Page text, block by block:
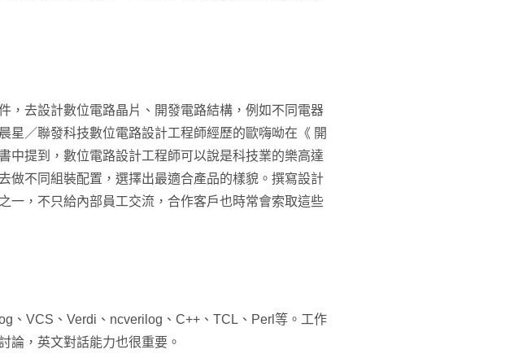
，去設計數位電路晶片、開發電路結構，例如不同電器
星／聯發科技數位電路設計工程師經歷的歐嗨呦在《 開
中提到，數位電路設計工程師可以說是科技業的樂高達
做不同組裝配置，選擇出最適合產品的樣貌。撰寫設計
一，不只給內部員工交流，合作客戶也時常會索取這些
、VCS、Verdi、ncverilog、C++、TCL、Perl等。工作
論，英文對話能力也很重要。